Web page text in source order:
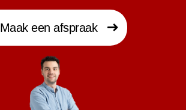
Maak een afspraak